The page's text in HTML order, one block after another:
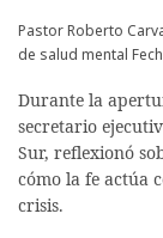
Pastor Roberto
de salud mental
Durante la
secretario
Sur, reflexionó
cómo la fe actúa
crisis.